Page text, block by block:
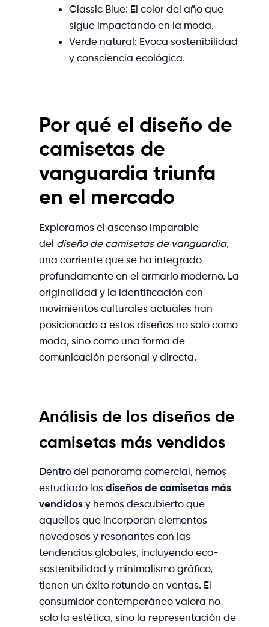
Classic Blue: El color del año que
sigue impactando en la moda.
Verde natural: Evoca sostenibilidad
y consciencia ecológica.
Por qué el diseño de
camisetas de
vanguardia triunfa
en el mercado
Exploramos el ascenso imparable
del diseño de camisetas de vanguardia,
una corriente que se ha integrado
profundamente en el armario moderno. La
originalidad y la identificación con
movimientos culturales actuales han
posicionado a estos diseños no solo como
moda, sino como una forma de
comunicación personal y directa.
Análisis de los diseños de
camisetas más vendidos
Dentro del panorama comercial, hemos
estudiado los diseños de camisetas más
vendidos y hemos descubierto que
aquellos que incorporan elementos
novedosos y resonantes con las
tendencias globales, incluyendo eco-
sostenibilidad y minimalismo gráfico,
tienen un éxito rotundo en ventas. El
consumidor contemporáneo valora no
solo la estética, sino la representación de